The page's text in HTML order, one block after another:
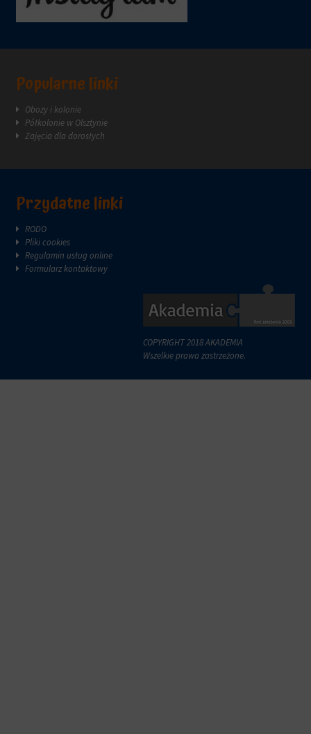
Popularne linki
Obozy i kolonie
Półkolonie w Olsztynie
Zajęcia dla dorosłych
Przydatne linki
RODO
Pliki cookies
Regulamin usług online
Formularz kontaktowy
COPYRIGHT 2018 AKADEMIA
Wszelkie prawa zastrzeżone.